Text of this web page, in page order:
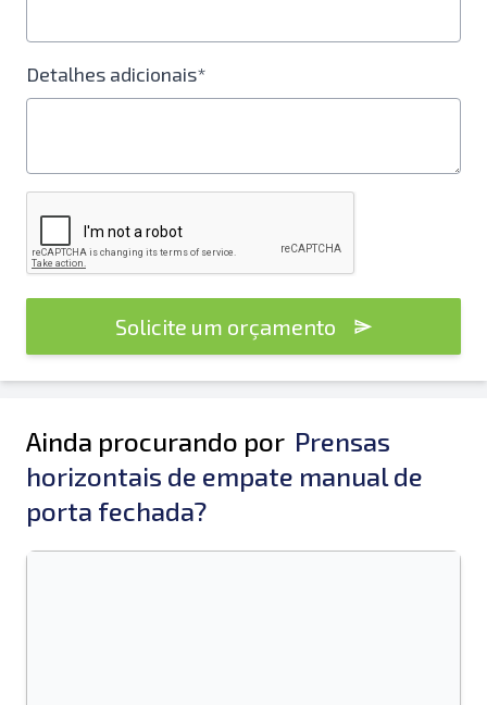
Detalhes adicionais*
Solicite um orçamento
Ainda procurando por Prensas
horizontais de empate manual de
porta fechada?